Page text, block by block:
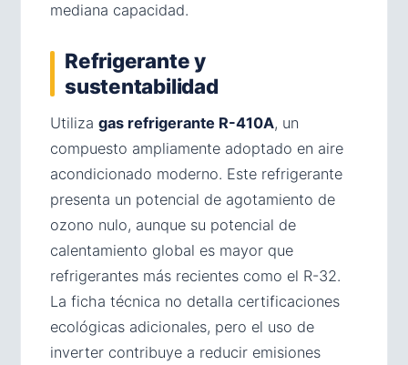
mediana capacidad.
Refrigerante y
sustentabilidad
Utiliza gas refrigerante R-410A, un
compuesto ampliamente adoptado en aire
acondicionado moderno. Este refrigerante
presenta un potencial de agotamiento de
ozono nulo, aunque su potencial de
calentamiento global es mayor que
refrigerantes más recientes como el R-32.
La ficha técnica no detalla certificaciones
ecológicas adicionales, pero el uso de
inverter contribuye a reducir emisiones